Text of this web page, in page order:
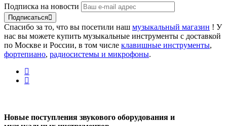
Подписка на новости
Подписаться
Спасибо за то, что вы посетили наш музыкальный магазин ! У
нас вы можете купить музыкальные инструменты с доставкой
по Москве и России, в том числе клавишные инструменты,
фортепиано, радиосистемы и микрофоны.
Новые поступления звукового оборудования и